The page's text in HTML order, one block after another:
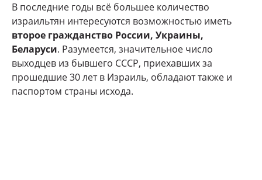
В последние годы всё большее количество
израильтян интересуются возможностью иметь
второе гражданство России, Украины,
Беларуси. Разумеется, значительное число
выходцев из бывшего СССР, приехавших за
прошедшие 30 лет в Израиль, обладают также и
паспортом страны исхода.